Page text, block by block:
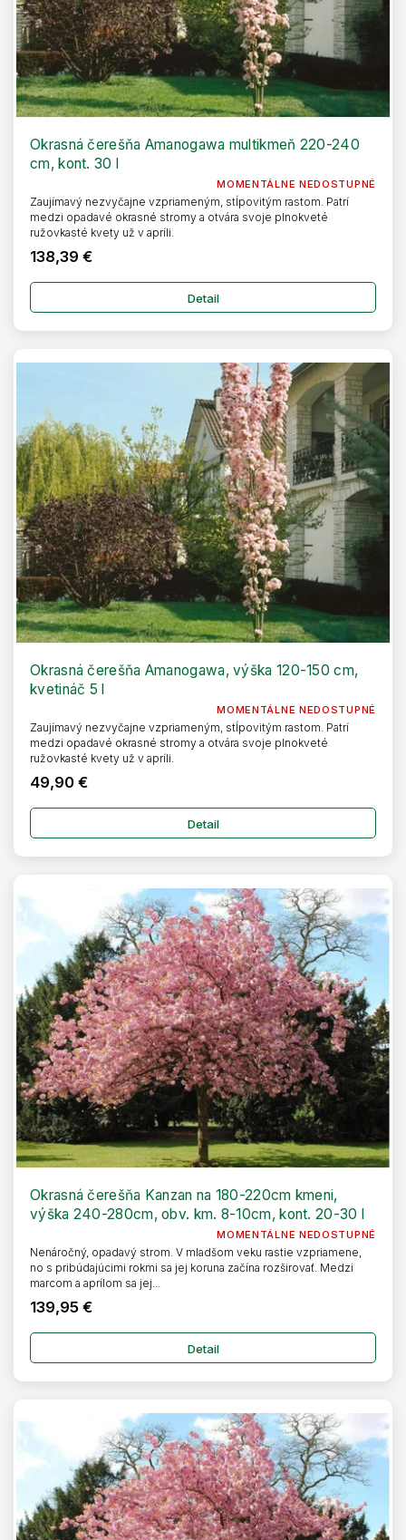
Okrasná čerešňa Amanogawa multikmeň 220-240
cm, kont. 30 l
MOMENTÁLNE NEDOSTUPNÉ
138,39 €
Detail
Zaujímavý nezvyčajne vzpriameným, stĺpovitým rastom. Patrí
medzi opadavé okrasné stromy a otvára svoje plnokveté
ružovkasté kvety už v apríli.
Okrasná čerešňa Amanogawa, výška 120-150 cm,
kvetináč 5 l
MOMENTÁLNE NEDOSTUPNÉ
49,90 €
Detail
Zaujímavý nezvyčajne vzpriameným, stĺpovitým rastom. Patrí
medzi opadavé okrasné stromy a otvára svoje plnokveté
ružovkasté kvety už v apríli.
Okrasná čerešňa Kanzan na 180-220cm kmeni,
výška 240-280cm, obv. km. 8-10cm, kont. 20-30 l
MOMENTÁLNE NEDOSTUPNÉ
139,95 €
Detail
Nenáročný, opadavý strom. V mladšom veku rastie vzpriamene,
no s pribúdajúcimi rokmi sa jej koruna začína rozširovať. Medzi
marcom a aprílom sa jej...